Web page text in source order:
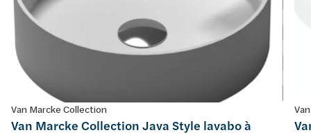
Van Marcke Collection
Van Marcke Collection Java Style lavabo à